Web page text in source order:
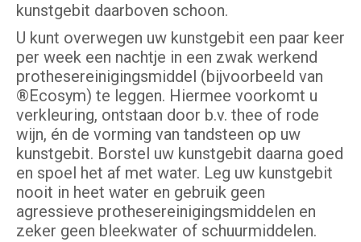
kunstgebit daarboven schoon.
U kunt overwegen uw kunstgebit een paar keer
per week een nachtje in een zwak werkend
prothesereinigingsmiddel (bijvoorbeeld van
®Ecosym) te leggen. Hiermee voorkomt u
verkleuring, ontstaan door b.v. thee of rode
wijn, én de vorming van tandsteen op uw
kunstgebit. Borstel uw kunstgebit daarna goed
en spoel het af met water. Leg uw kunstgebit
nooit in heet water en gebruik geen
agressieve prothesereinigingsmiddelen en
zeker geen bleekwater of schuurmiddelen.